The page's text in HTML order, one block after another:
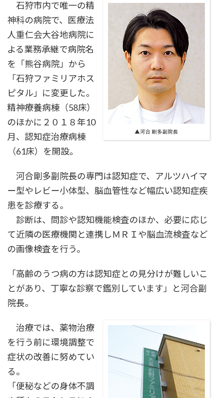
▲河合 剛多副院長
石狩市内で唯一の精
神科の病院で、医療法
人重仁会大谷地病院に
よる業務承継で病院名
を「熊谷病院」から
「石狩ファミリアホス
ピタル」に変更した。
精神療養病棟（58床）
のほかに２０１８年10
月、認知症治療病棟
（61床）を開設。
河合剛多副院長の専門は認知症で、アルツハイマ
ー型やレビー小体型、脳血管性など幅広い認知症疾
患を診療する。
診断は、問診や認知機能検査のほか、必要に応じ
て近隣の医療機関と連携しＭＲＩや脳血流検査など
の画像検査を行う。
「高齢のうつ病の方は認知症との見分けが難しいこ
とがあり、丁寧な診察で鑑別しています」と河合副
院長。
治療では、薬物治療
を行う前に環境調整で
症状の改善に努めてい
る。
「便秘などの身体不調